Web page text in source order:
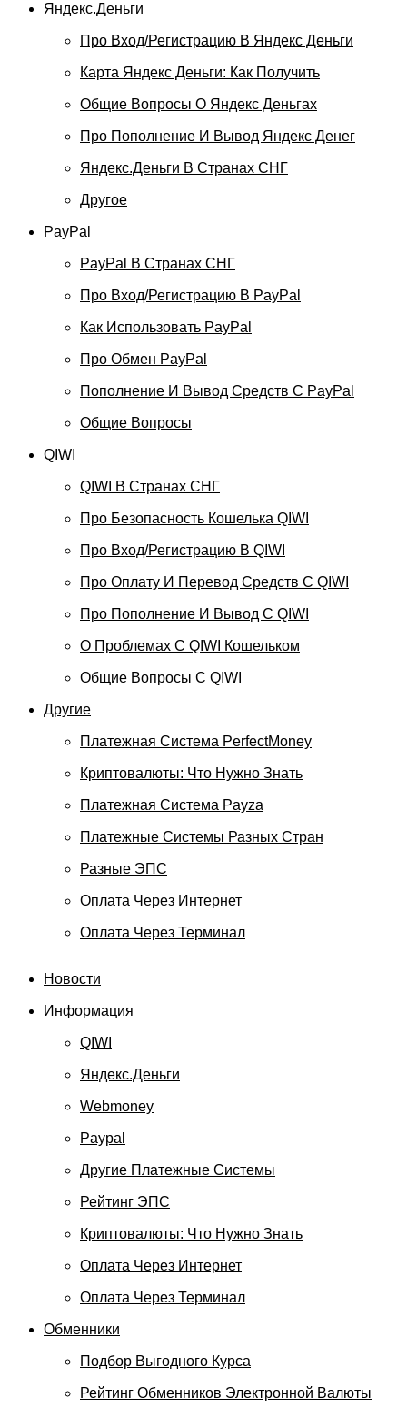
Яндекс.Деньги
Про Вход/регистрацию В Яндекс Деньги
Карта Яндекс Деньги: Как Получить
Общие Вопросы О Яндекс Деньгах
Про Пополнение И Вывод Яндекс Денег
Яндекс.Деньги В Странах СНГ
Другое
PayPal
PayPal В Странах СНГ
Про Вход/регистрацию В PayPal
Как Использовать PayPal
Про Обмен PayPal
Пополнение И Вывод Средств С PayPal
Общие Вопросы
QIWI
QIWI В Странах СНГ
Про Безопасность Кошелька QIWI
Про Вход/регистрацию В QIWI
Про Оплату И Перевод Средств C QIWI
Про Пополнение И Вывод С QIWI
О Проблемах С QIWI Кошельком
Общие Вопросы С QIWI
Другие
Платежная Система PerfectMoney
Криптовалюты: Что Нужно Знать
Платежная Система Payza
Платежные Системы Разных Стран
Разные ЭПС
Оплата Через Интернет
Оплата Через Терминал
Новости
Информация
QIWI
Яндекс.Деньги
Webmoney
Paypal
Другие Платежные Системы
Рейтинг ЭПС
Криптовалюты: Что Нужно Знать
Оплата Через Интернет
Оплата Через Терминал
Обменники
Подбор Выгодного Курса
Рейтинг Обменников Электронной Валюты